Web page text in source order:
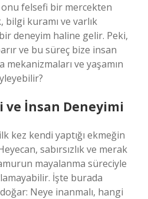
felsefi bir mercekten
kuramı ve varlık
deneyim haline gelir. Peki,
ve bu süreç bize insan
mekanizmaları ve yaşamın
ve İnsan Deneyimi
kez kendi yaptığı ekmeğin
sabırsızlık ve merak
mayalanma süreciyle
İşte burada
Neye inanmalı, hangi